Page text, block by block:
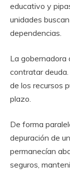
educativo y
unidades
dependencias.
La gobernadora
contratar
de los recursos
plazo.
De forma
depuración de
permanecían
seguros,